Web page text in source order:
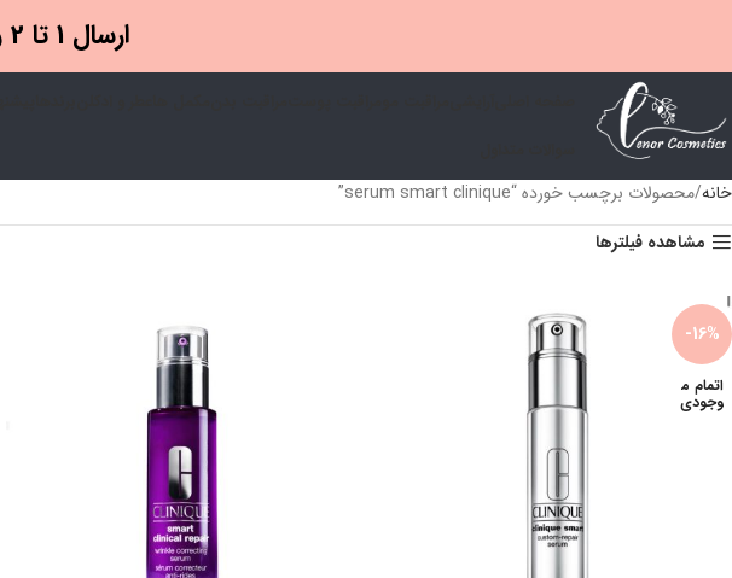
ارسال 1 تا 2 روز کاری
خانه محصولات برچسب خورده “serum smart clinique”
مشاهده فیلترها
-16%
اتمام م
وجودی